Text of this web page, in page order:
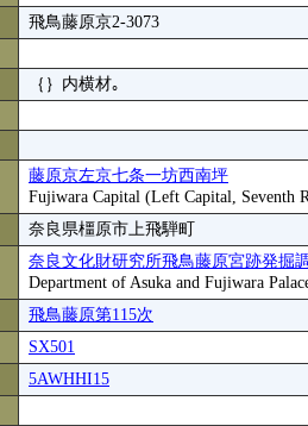
飛鳥藤原京2-3073
｛｝内横材｡
藤原京左京七条一坊西南坪
Fujiwara Capital (Left Capital, Seventh
奈良県橿原市上飛騨町
奈良文化財研究所飛鳥藤原宮跡発掘
Department of Asuka and Fujiwara
飛鳥藤原第115次
SX501
5AWHHI15